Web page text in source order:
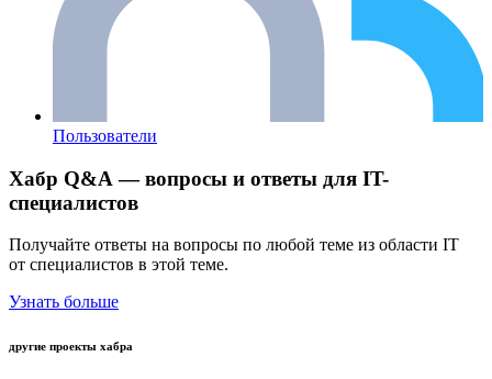
Пользователи
Хабр Q&A — вопросы и ответы для IT-
специалистов
Получайте ответы на вопросы по любой теме из области IT
от специалистов в этой теме.
Узнать больше
другие проекты хабра